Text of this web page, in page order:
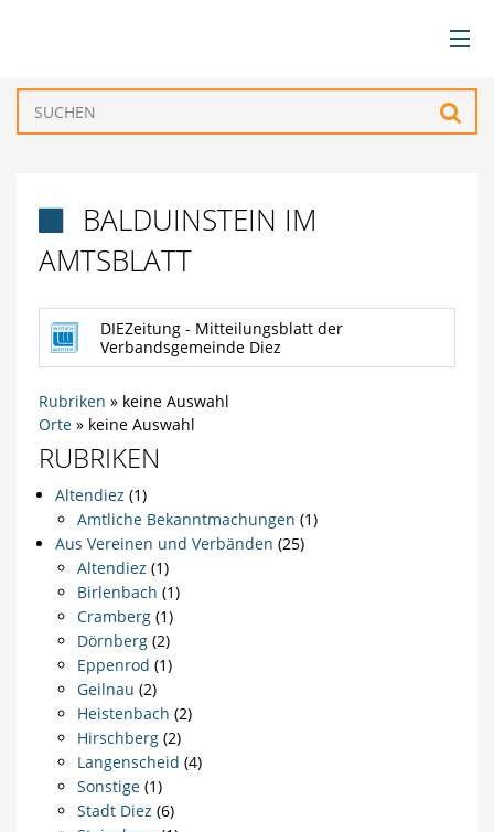
BÜRGERSERVICE
GEMEINDEN
WIRTSCHAFT
BALDUINSTEIN IM
AMTSBLATT
DIEZeitung - Mitteilungsblatt der
Verbandsgemeinde Diez
Rubriken » keine Auswahl
Orte» keine Auswahl
RUBRIKEN
Altendiez (1)
Amtliche Bekanntmachungen (1)
Aus Vereinen und Verbänden (25)
Altendiez (1)
Birlenbach (1)
Cramberg (1)
Dörnberg (2)
Eppenrod (1)
Geilnau (2)
Heistenbach (2)
Hirschberg (2)
Langenscheid (4)
Sonstige (1)
Stadt Diez (6)